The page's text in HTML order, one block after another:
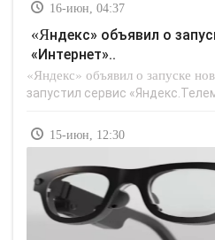
16-июн, 04:37
«Яндекс» объявил о запуске нового сервиса -
«Интернет»..
«Яндекс» объявил о запуске
запустил сервис
15-июн, 12:30